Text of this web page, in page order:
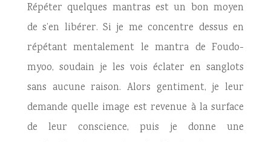
Répéter quelques mantras est un bon moyen
de s’en libérer. Si je me concentre dessus en
répétant mentalement le mantra de Foudo-
myoo, soudain je les vois éclater en sanglots
sans aucune raison. Alors gentiment, je leur
demande quelle image est revenue à la surface
de leur conscience, puis je donne une